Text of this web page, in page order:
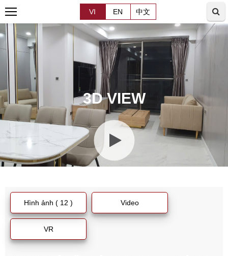
VI EN 中文
3D VIEW
Hình ảnh ( 12 ) Video
VR